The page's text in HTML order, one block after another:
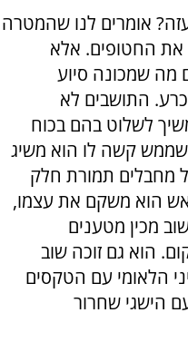
אומרים לנו שהמטרה
את החטופים. אלא
שמכונה סיוע
התושבים לא
לשלוט בהם בכוח
קשה לו הוא משיג
מחבלים תמורת חלק
הוא משקם את עצמו,
מכין מטענים
הוא גם זוכה שוב
הלאומי עם הטקסים
הישגי שחרור